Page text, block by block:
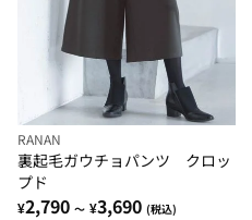
RANAN
裏起毛ガウチョパンツ クロッ
プド
¥2,790 ～ ¥3,690 (税込)